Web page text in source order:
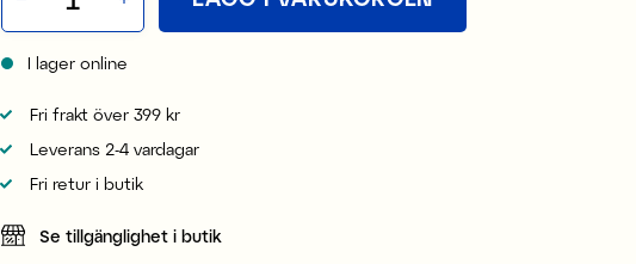
I lager online
Fri frakt över 399 kr
Leverans 2-4 vardagar
Fri retur i butik
Se tillgänglighet i butik